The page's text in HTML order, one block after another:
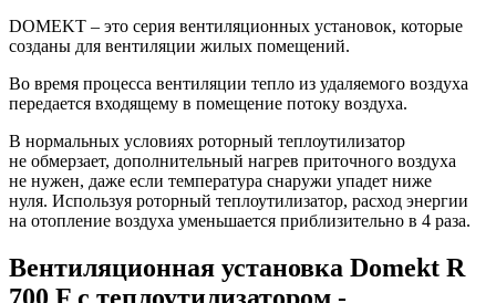
DOMEKT – это серия вентиляционных установок, которые
созданы для вентиляции жилых помещений.
Во время процесса вентиляции тепло из удаляемого воздуха
передается входящему в помещение потоку воздуха.
В нормальных условиях роторный теплоутилизатор
не обмерзает, дополнительный нагрев приточного воздуха
не нужен, даже если температура снаружи упадет ниже
нуля. Используя роторный теплоутилизатор, расход энергии
на отопление воздуха уменьшается приблизительно в 4 раза.
Вентиляционная установка Domekt R